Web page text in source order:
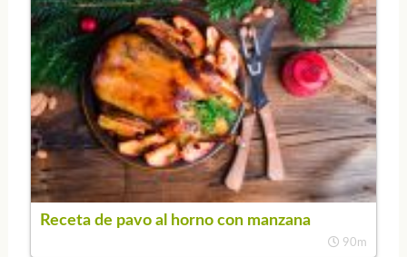
Receta de pavo al horno con manzana
90m